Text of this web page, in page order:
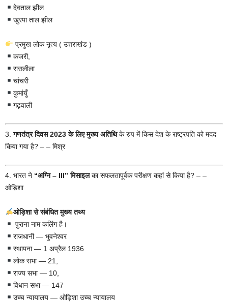
देवताल झील
खुरपा ताल झील
प्रमुख लोक नृत्य ( उत्तराखंड )
कजरी,
रासलीला
चांचरी
कुमांयुँ
गढ़वाली
3.गणतंत्र दिवस 2023 के लिए मुख्य अतिथिके रुप में किस देश के राष्ट्रपति को मदद
किया गया है? – – मिश्र
4. भारत ने “अग्नि– III”मिसाइलका सफलतापूर्वक परीक्षण कहां से किया है? – –
ओड़िशा
ओड़िशा से संबंधित मुख्य तथ्य
पुराना नाम कलिंग है।
राजधानी — भुवनेश्वर
स्थापना — 1 अप्रैल 1936
लोक सभा — 21,
राज्य सभा — 10,
विधान सभा — 147
उच्च न्यायालय — ओड़िशा उच्च न्यायालय